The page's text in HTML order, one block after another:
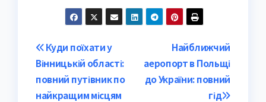
Post
navigation
Найближчий
аеропорт в Польщі
до України: повний
гід
Куди поїхати у
Вінницькій області:
повний путівник по
найкращим місцям